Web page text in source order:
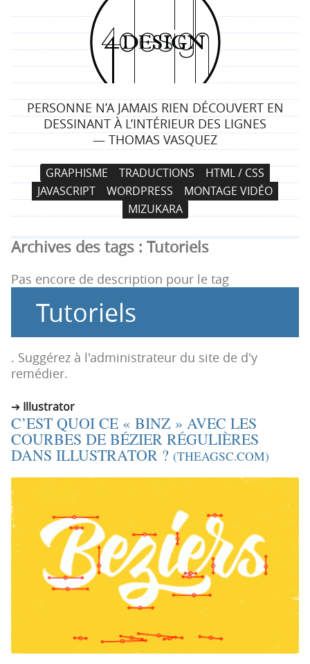
4
d
e
s
i
g
n
PERSONNE N’A JAMAIS RIEN DÉCOUVERT EN
DESSINANT À L’INTÉRIEUR DES LIGNES
— THOMAS VASQUEZ
g
a
t
i
p
i
c
i
p
a
e
r
a
u
c
t
n
GRAPHISME TRADUCTIONS
HTML / CSS
JAVASCRIPT
WORDPRESS
MONTAGE VIDÉO
MIZUKARA
Archives des tags : Tutoriels
Pas encore de description pour le tag
Tutoriels
. Suggérez à l'administrateur du site de d'y
remédier.
Illustrator
C’EST QUOI CE « BINZ » AVEC LES
COURBES DE BÉZIER RÉGULIÈRES
DANS ILLUSTRATOR ? (THEAGSC.COM)